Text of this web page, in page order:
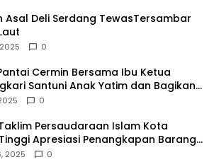
Asal Deli Serdang TewasTersambar
0
Cermin Bersama Ibu Ketua
Santuni Anak Yatim dan Bagikan
0
Persaudaraan Islam Kota
Apresiasi Penangkapan Barang
2025 0